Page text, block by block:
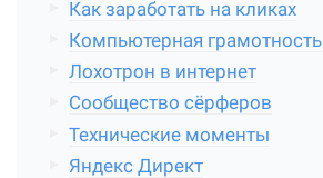
Как заработать на кликах
Компьютерная грамотность
Лохотрон в интернет
Сообщество сёрферов
Технические моменты
Яндекс Директ